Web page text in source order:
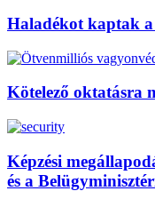
Haladékot kaptak
Kötelező oktatásra
Képzési
és a